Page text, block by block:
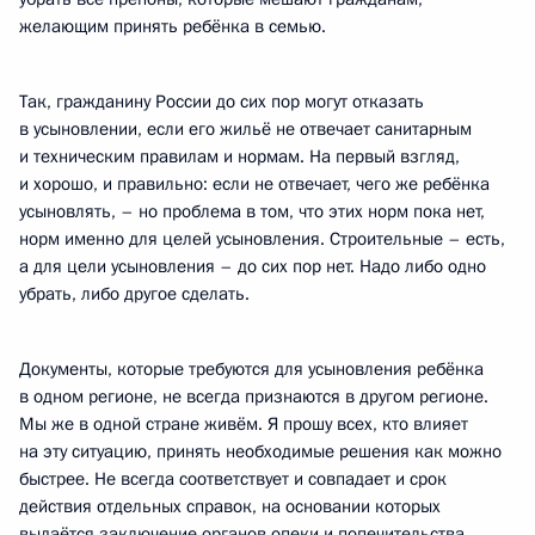
желающим принять ребёнка в семью.
Так, гражданину России до сих пор могут отказать
в усыновлении, если его жильё не отвечает санитарным
и техническим правилам и нормам. На первый взгляд,
и хорошо, и правильно: если не отвечает, чего же ребёнка
усыновлять, – но проблема в том, что этих норм пока нет,
норм именно для целей усыновления. Строительные – есть,
а для цели усыновления – до сих пор нет. Надо либо одно
убрать, либо другое сделать.
Документы, которые требуются для усыновления ребёнка
в одном регионе, не всегда признаются в другом регионе.
Мы же в одной стране живём. Я прошу всех, кто влияет
на эту ситуацию, принять необходимые решения как можно
быстрее. Не всегда соответствует и совпадает и срок
действия отдельных справок, на основании которых